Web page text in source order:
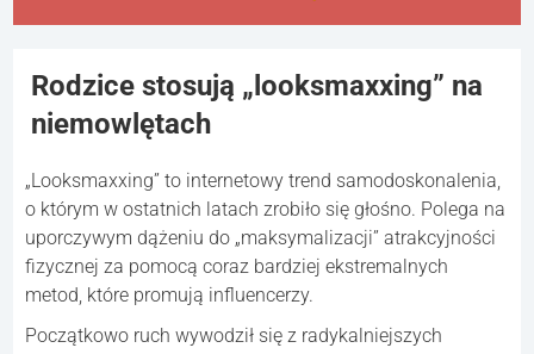
Rodzice stosują „looksmaxxing” na
niemowlętach
„Looksmaxxing” to internetowy trend samodoskonalenia,
o którym w ostatnich latach zrobiło się głośno. Polega na
uporczywym dążeniu do „maksymalizacji” atrakcyjności
fizycznej za pomocą coraz bardziej ekstremalnych
metod, które promują influencerzy.
Początkowo ruch wywodził się z radykalniejszych